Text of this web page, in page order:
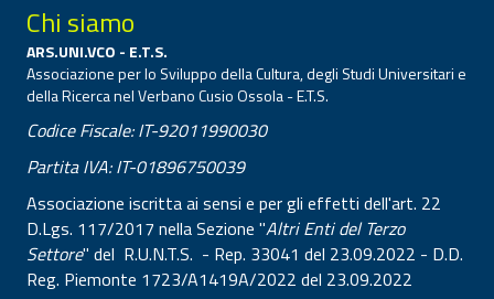
Chi siamo
ARS.UNI.VCO - E.T.S.
Associazione per lo Sviluppo della Cultura, degli Studi Universitari e
della Ricerca nel Verbano Cusio Ossola - E.T.S.
Codice Fiscale: IT-92011990030
Partita IVA: IT-01896750039
Associazione iscritta ai sensi e per gli effetti dell'art. 22
D.Lgs. 117/2017 nella Sezione "Altri Enti del Terzo
Settore" del R.U.N.T.S. - Rep. 33041 del 23.09.2022 - D.D.
Reg. Piemonte 1723/A1419A/2022 del 23.09.2022